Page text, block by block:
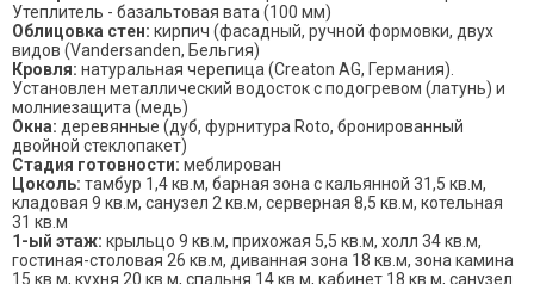
Утеплитель - базальтовая вата (100 мм)
Облицовка стен: кирпич (фасадный, ручной формовки, двух
видов (Vandersanden, Бельгия)
Кровля: натуральная черепица (Creaton AG, Германия).
Установлен металлический водосток с подогревом (латунь) и
молниезащита (медь)
Окна: деревянные (дуб, фурнитура Roto, бронированный
двойной стеклопакет)
Стадия готовности: меблирован
Цоколь: тамбур 1,4 кв.м, барная зона с кальянной 31,5 кв.м,
кладовая 9 кв.м, санузел 2 кв.м, серверная 8,5 кв.м, котельная
31 кв.м
1-ый этаж: крыльцо 9 кв.м, прихожая 5,5 кв.м, холл 34 кв.м,
гостиная-столовая 26 кв.м, диванная зона 18 кв.м, зона камина
15 кв.м, кухня 20 кв.м, спальня 14 кв.м, кабинет 18 кв.м, санузел